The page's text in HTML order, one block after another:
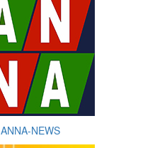
ANNA-NEWS